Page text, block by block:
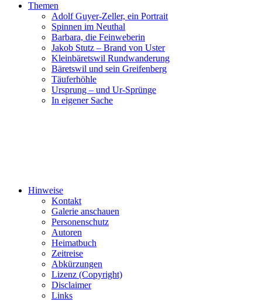
Themen
Adolf Guyer-Zeller, ein Portrait
Spinnen im Neuthal
Barbara, die Feinweberin
Jakob Stutz – Brand von Uster
Kleinbäretswil Rundwanderung
Bäretswil und sein Greifenberg
Täuferhöhle
Ursprung – und Ur-Sprünge
In eigener Sache
Hinweise
Kontakt
Galerie anschauen
Personenschutz
Autoren
Heimatbuch
Zeitreise
Abkürzungen
Lizenz (Copyright)
Disclaimer
Links